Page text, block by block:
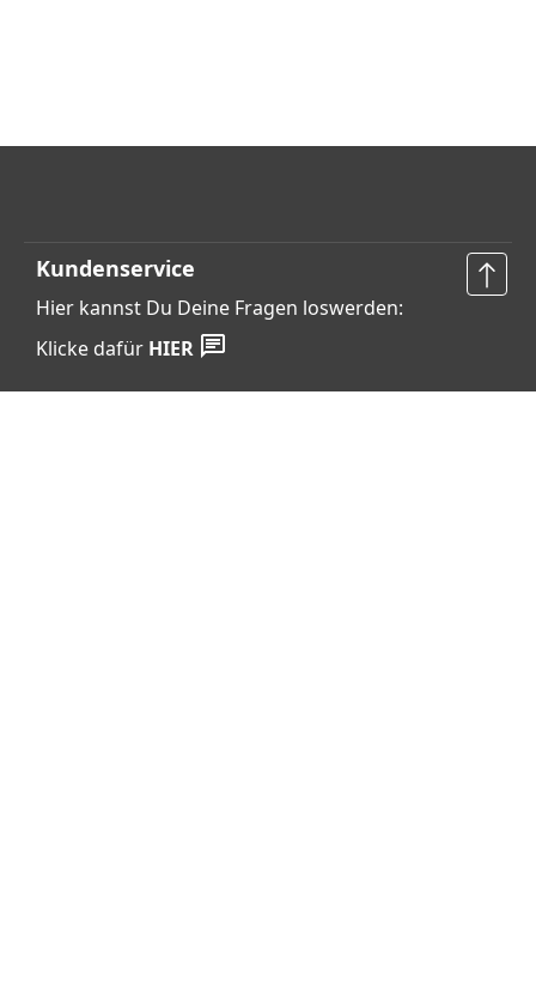
Kundenservice
Hier kannst Du Deine Fragen loswerden:
Klicke dafür HIER